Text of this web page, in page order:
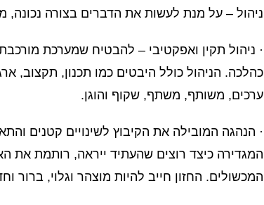
ניהול – על מנת לעשות את הדברים בצורה נכונה,
· ניהול תקין ואפקטיבי – להבטיח שמערכת
כהלכה. הניהול כולל היבטים כמו תכנון, תקצוב,
ערכים, משותף, משתף, שקוף והוגן.
· הנהגה המובילה את הקיבוץ לשינויים קטנים
המגדירה כיצד רוצים שהעתיד ייראה, רותמת את
המכשולים. החזון חייב להיות מוצהר וגלוי, ברור